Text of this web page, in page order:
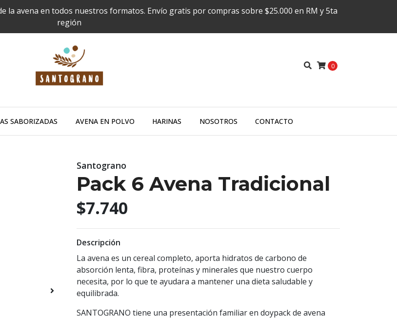
la avena en todos nuestros formatos. Envío gratis por compras sobre $25.000 en RM y 5ta
región
0
SABORIZADAS AVENA EN POLVO HARINAS NOSOTROS CONTACTO
Santograno
Pack 6 Avena Tradicional
$7.740
Descripción
La avena es un cereal completo, aporta hidratos de carbono de
absorción lenta, fibra, proteínas y minerales que nuestro cuerpo
necesita, por lo que te ayudara a mantener una dieta saludable y
equilibrada.
SANTOGRANO tiene una presentación familiar en doypack de avena